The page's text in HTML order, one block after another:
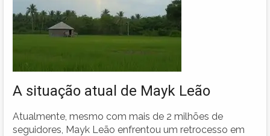
A situação atual de Mayk Leão
Atualmente, mesmo com mais de 2 milhões de
seguidores, Mayk Leão enfrentou um retrocesso em